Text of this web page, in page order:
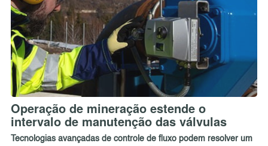
Operação de mineração estende o
intervalo de manutenção das válvulas
Tecnologias avançadas de controle de fluxo podem resolver um